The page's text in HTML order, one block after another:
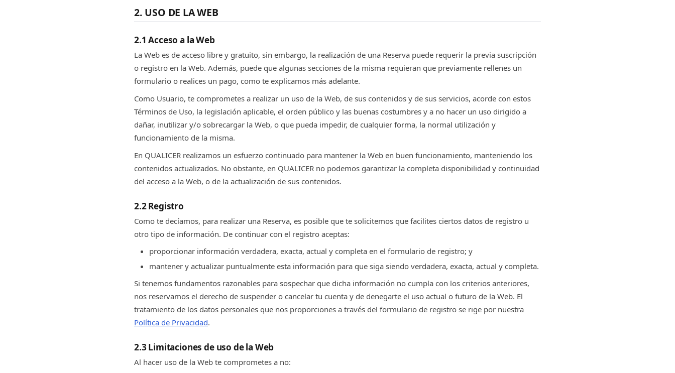
2. USO DE LA WEB
2.1 Acceso a la Web
La Web es de acceso libre y gratuito, sin embargo, la realización de una Reserva puede requerir la previa suscripción
o registro en la Web. Además, puede que algunas secciones de la misma requieran que previamente rellenes un
formulario o realices un pago, como te explicamos más adelante.
Como Usuario, te comprometes a realizar un uso de la Web, de sus contenidos y de sus servicios, acorde con estos
Términos de Uso, la legislación aplicable, el orden público y las buenas costumbres y a no hacer un uso dirigido a
dañar, inutilizar y/o sobrecargar la Web, o que pueda impedir, de cualquier forma, la normal utilización y
funcionamiento de la misma.
En QUALICER realizamos un esfuerzo continuado para mantener la Web en buen funcionamiento, manteniendo los
contenidos actualizados. No obstante, en QUALICER no podemos garantizar la completa disponibilidad y continuidad
del acceso a la Web, o de la actualización de sus contenidos.
2.2 Registro
Como te decíamos, para realizar una Reserva, es posible que te solicitemos que facilites ciertos datos de registro u
otro tipo de información. De continuar con el registro aceptas:
proporcionar información verdadera, exacta, actual y completa en el formulario de registro; y
mantener y actualizar puntualmente esta información para que siga siendo verdadera, exacta, actual y completa.
Si tenemos fundamentos razonables para sospechar que dicha información no cumpla con los criterios anteriores,
nos reservamos el derecho de suspender o cancelar tu cuenta y de denegarte el uso actual o futuro de la Web. El
tratamiento de los datos personales que nos proporciones a través del formulario de registro se rige por nuestra
Política de Privacidad.
2.3 Limitaciones de uso de la Web
Al hacer uso de la Web te comprometes a no: